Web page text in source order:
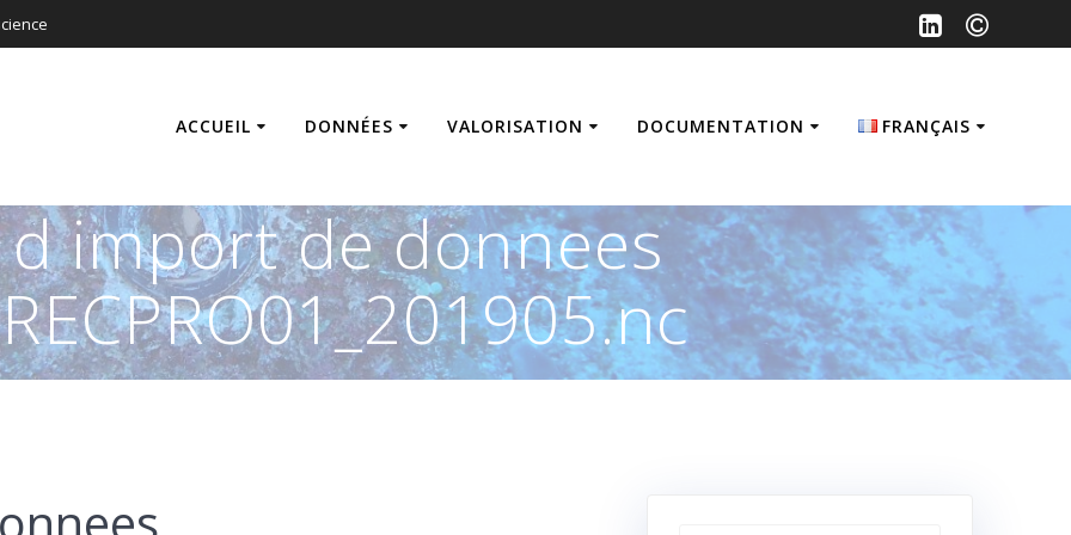
ACCUEIL DONNÉES VALORISATION DOCUMENTATION FRANÇAIS
English
d import de donnees